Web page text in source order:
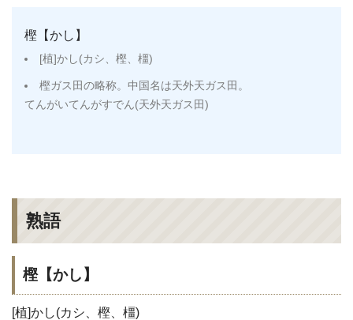
樫【かし】
[植]かし(カシ、樫、橿)
樫ガス田の略称。中国名は天外天ガス田。
てんがいてんがすでん(天外天ガス田)
熟語
樫【かし】
[植]かし(カシ、樫、橿)